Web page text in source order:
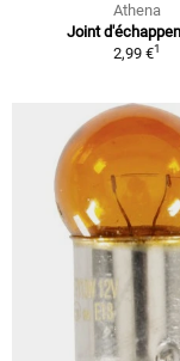
Athena
Joint
2,99 €1